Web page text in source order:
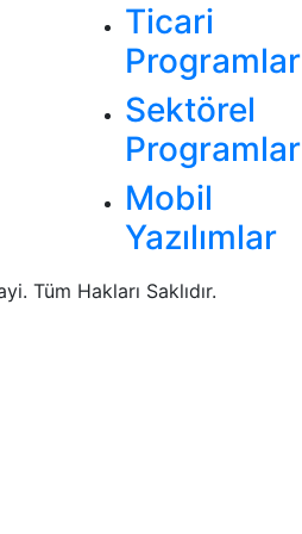
Ticari
Programlar
Sektörel
Programlar
Mobil
Yazılımlar
Tüm Hakları Saklıdır.